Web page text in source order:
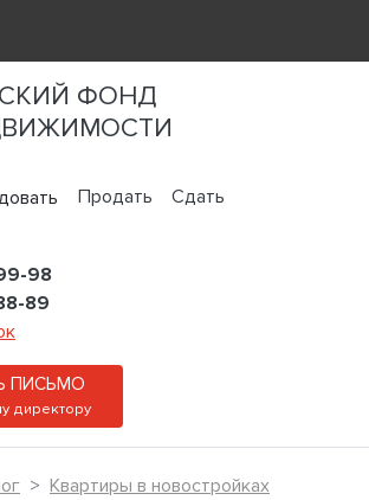
ФОНД
Продать
Сдать
98
89
ПИСЬМО
директору
Квартиры в новостройках